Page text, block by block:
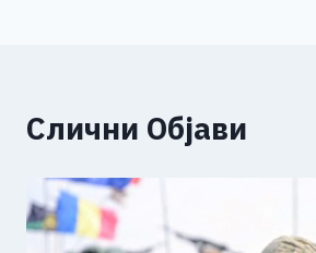
Слични Објави